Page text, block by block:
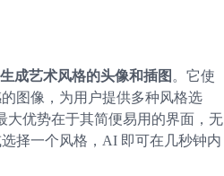
成艺术风格的头像和插图。它使
图像，为用户提供多种风格选
大优势在于其简便易用的界面，无
择一个风格，AI 即可在几秒钟内